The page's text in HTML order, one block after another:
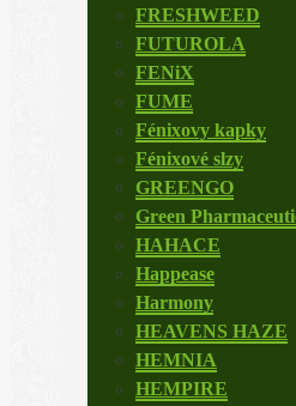
FRESHWEED
FUTUROLA
FENiX
FUME
Fénixovy kapky
Fénixové slzy
GREENGO
Green
HAHACE
Happease
Harmony
HEAVENS HAZE
HEMNIA
HEMPIRE